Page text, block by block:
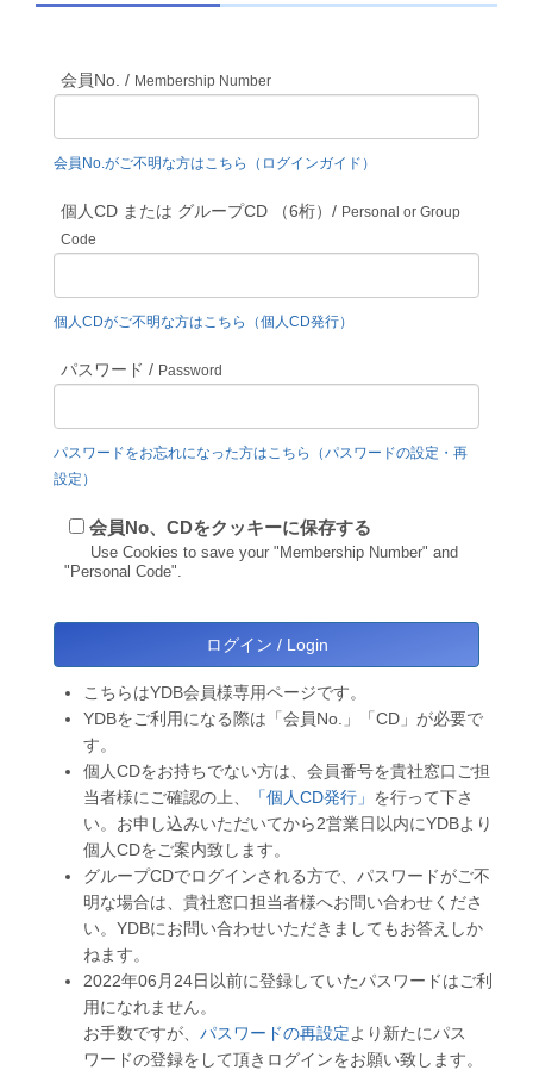
会員No. / Membership Number
会員No.がご不明な方はこちら（ログインガイド）
個人CD または グループCD （6桁）/ Personal or Group
Code
個人CDがご不明な方はこちら（個人CD発行）
パスワード / Password
パスワードをお忘れになった方はこちら（パスワードの設定・再
設定）
会員No、CDをクッキーに保存する
Use Cookies to save your "Membership Number" and
"Personal Code".
こちらはYDB会員様専用ページです。
YDBをご利用になる際は「会員No.」「CD」が必要で
す。
個人CDをお持ちでない方は、会員番号を貴社窓口ご担
当者様にご確認の上、
「個人CD発行」 を行って下さ
い。お申し込みいただいてから2営業日以内にYDBより
個人CDをご案内致します。
グループCDでログインされる方で、パスワードがご不
明な場合は、貴社窓口担当者様へお問い合わせくださ
い。YDBにお問い合わせいただきましてもお答えしか
ねます。
2022年06月24日以前に登録していたパスワードはご利
用になれません。
お手数ですが、 パスワードの再設定より新たにパス
ワードの登録をして頂きログインをお願い致します。